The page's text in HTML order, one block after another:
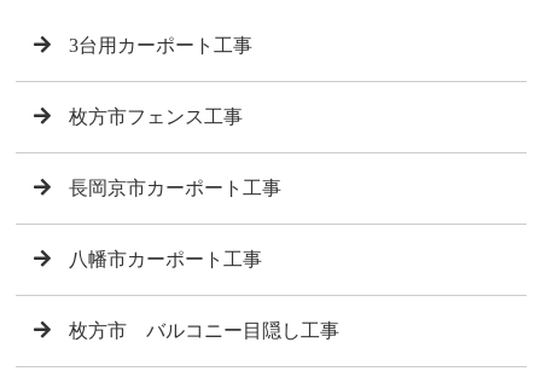
3台用カーポート工事
枚方市フェンス工事
長岡京市カーポート工事
八幡市カーポート工事
枚方市 バルコニー目隠し工事